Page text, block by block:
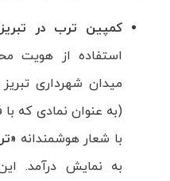
کمپین ترب در
میدان شهرداری
(به عنوان نمادی که
با شعار هوشمندانه
به نمایش درآمد.